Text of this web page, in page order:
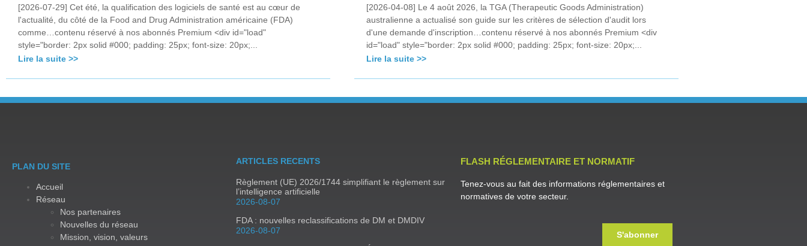
[2026-07-29] Cet été, la qualification des logiciels de santé est au cœur de
l'actualité, du côté de la Food and Drug Administration américaine (FDA)
comme…contenu réservé à nos abonnés Premium <div id="load"
style="border: 2px solid #000; padding: 25px; font-size: 20px;...
Lire la suite >>
[2026-04-08] Le 4 août 2026, la TGA (Therapeutic Goods Administration)
australienne a actualisé son guide sur les critères de sélection d'audit lors
d'une demande d'inscription…contenu réservé à nos abonnés Premium <div
id="load" style="border: 2px solid #000; padding: 25px; font-size: 20px;...
Lire la suite >>
PLAN DU SITE
Accueil
Réseau
Nos partenaires
Nouvelles du réseau
Mission, vision, valeurs
ARTICLES RECENTS
Règlement (UE) 2026/1744 simplifiant le règlement sur
l’intelligence artificielle
2026-08-07
FDA : nouvelles reclassifications de DM et DMDIV
2026-08-07
FLASH RÉGLEMENTAIRE ET NORMATIF
Tenez-vous au fait des informations réglementaires et
normatives de votre secteur.
S'abonner